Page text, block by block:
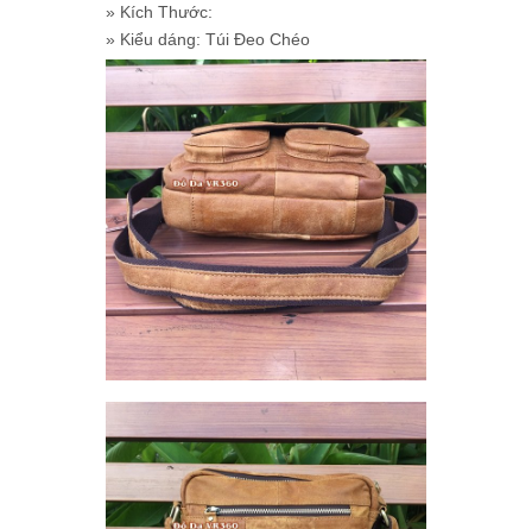
» Kích Thước:
» Kiểu dáng: Túi Đeo Chéo